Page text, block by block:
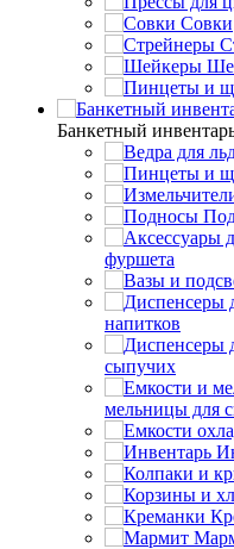
Совки
Банкетный
фуршета
напитков
сыпучих
мельницы для